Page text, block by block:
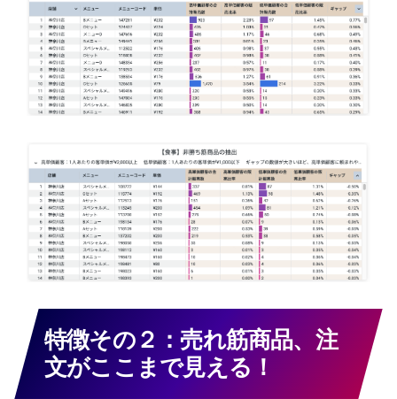
特徴その２：売れ筋商品、注
文がここまで見える！